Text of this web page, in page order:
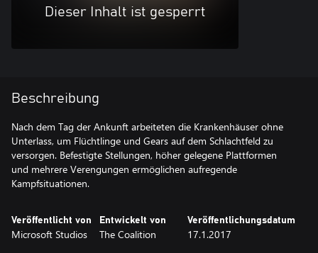
Dieser Inhalt ist gesperrt
Beschreibung
Nach dem Tag der Ankunft arbeiteten die Krankenhäuser ohne
Unterlass, um Flüchtlinge und Gears auf dem Schlachtfeld zu
versorgen. Befestigte Stellungen, höher gelegene Plattformen
und mehrere Verengungen ermöglichen aufregende
Veröffentlicht von
Microsoft Studios
Entwickelt von
The Coalition
Veröffentlichungsdatum
17.1.2017